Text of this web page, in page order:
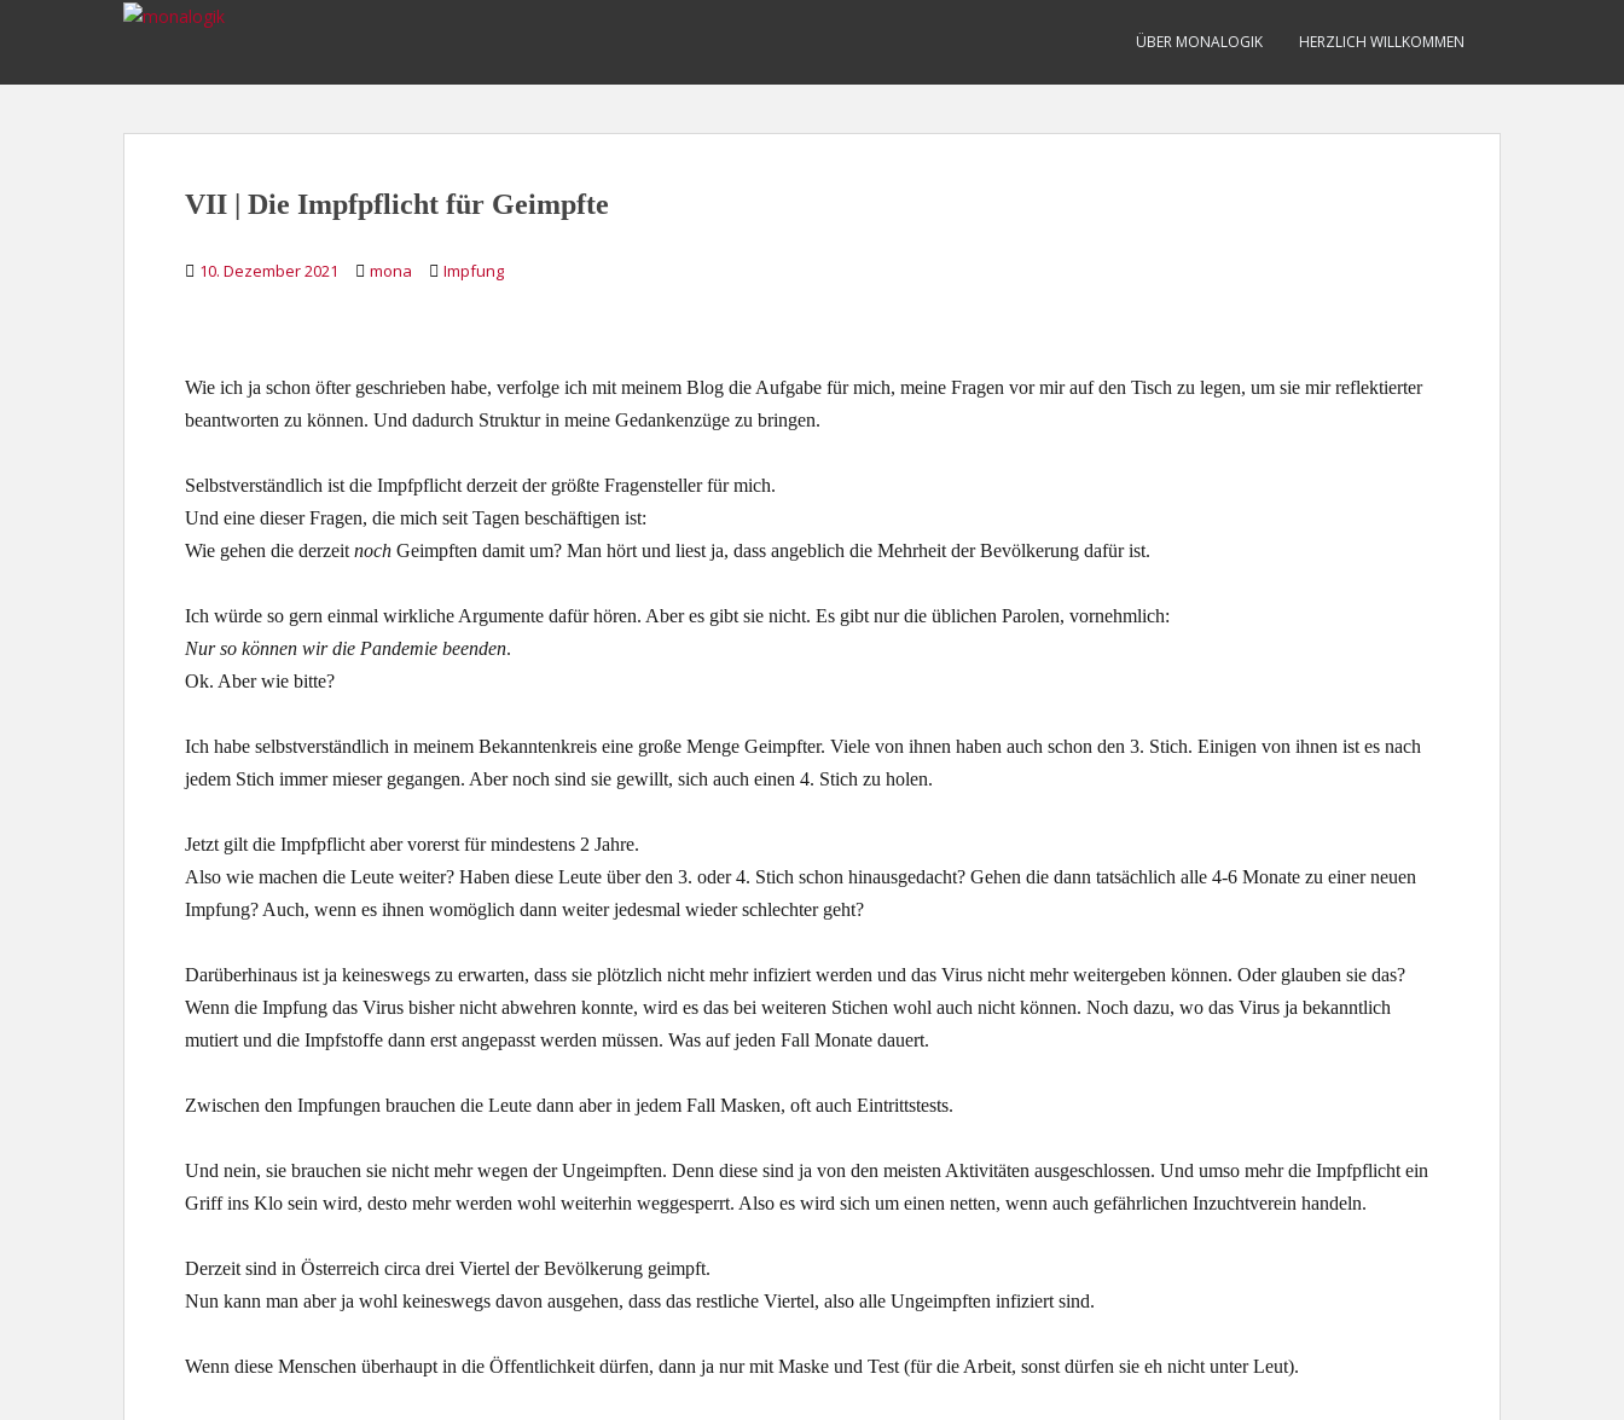
ÜBER MONALOGIK HERZLICH WILLKOMMEN
VII | Die Impfpflicht für Geimpfte
10. Dezember 2021 mona Impfung
Wie ich ja schon öfter geschrieben habe, verfolge ich mit meinem Blog die Aufgabe für mich, meine Fragen vor mir auf den Tisch zu legen, um sie mir reflektierter
beantworten zu können. Und dadurch Struktur in meine Gedankenzüge zu bringen.
Selbstverständlich ist die Impfpflicht derzeit der größte Fragensteller für mich.
Und eine dieser Fragen, die mich seit Tagen beschäftigen ist:
Wie gehen die derzeit noch Geimpften damit um? Man hört und liest ja, dass angeblich die Mehrheit der Bevölkerung dafür ist.
Ich würde so gern einmal wirkliche Argumente dafür hören. Aber es gibt sie nicht. Es gibt nur die üblichen Parolen, vornehmlich:
Nur so können wir die Pandemie beenden.
Ok. Aber wie bitte?
Ich habe selbstverständlich in meinem Bekanntenkreis eine große Menge Geimpfter. Viele von ihnen haben auch schon den 3. Stich. Einigen von ihnen ist es nach
jedem Stich immer mieser gegangen. Aber noch sind sie gewillt, sich auch einen 4. Stich zu holen.
Jetzt gilt die Impfpflicht aber vorerst für mindestens 2 Jahre.
Also wie machen die Leute weiter? Haben diese Leute über den 3. oder 4. Stich schon hinausgedacht? Gehen die dann tatsächlich alle 4-6 Monate zu einer neuen
Impfung? Auch, wenn es ihnen womöglich dann weiter jedesmal wieder schlechter geht?
Darüberhinaus ist ja keineswegs zu erwarten, dass sie plötzlich nicht mehr infiziert werden und das Virus nicht mehr weitergeben können. Oder glauben sie das?
Wenn die Impfung das Virus bisher nicht abwehren konnte, wird es das bei weiteren Stichen wohl auch nicht können. Noch dazu, wo das Virus ja bekanntlich
mutiert und die Impfstoffe dann erst angepasst werden müssen. Was auf jeden Fall Monate dauert.
Zwischen den Impfungen brauchen die Leute dann aber in jedem Fall Masken, oft auch Eintrittstests.
Und nein, sie brauchen sie nicht mehr wegen der Ungeimpften. Denn diese sind ja von den meisten Aktivitäten ausgeschlossen. Und umso mehr die Impfpflicht ein
Griff ins Klo sein wird, desto mehr werden wohl weiterhin weggesperrt. Also es wird sich um einen netten, wenn auch gefährlichen Inzuchtverein handeln.
Derzeit sind in Österreich circa drei Viertel der Bevölkerung geimpft.
Nun kann man aber ja wohl keineswegs davon ausgehen, dass das restliche Viertel, also alle Ungeimpften infiziert sind.
Wenn diese Menschen überhaupt in die Öffentlichkeit dürfen, dann ja nur mit Maske und Test (für die Arbeit, sonst dürfen sie eh nicht unter Leut).